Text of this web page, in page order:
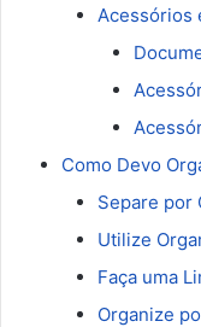
Acessórios
Como Devo
Separe por
Utilize
Faça uma
Organize